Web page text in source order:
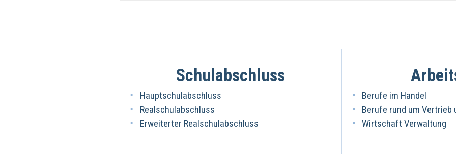
Schulabschluss
Hauptschulabschluss
Realschulabschluss
Erweiterter Realschulabschluss
Berufe im Handel
Berufe rund um Vertrieb
Wirtschaft Verwaltung